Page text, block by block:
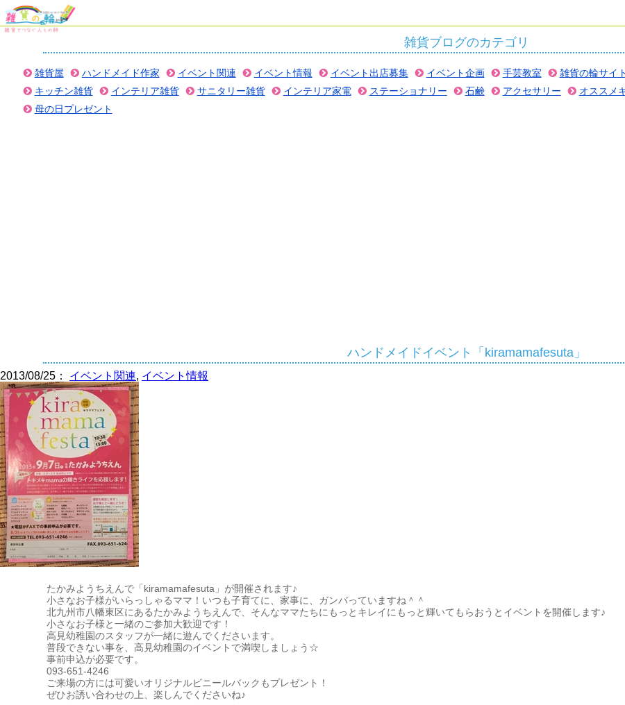
雑貨ブログのカテゴリ
雑貨屋 ハンドメイド作家 イベント関連 イベント情報 イベント出店募集 イベント企画 手芸教室 雑貨の輪サイ
キッチン雑貨
インテリア雑貨 サニタリー雑貨 インテリア家電 ステーショナリー 石鹸 アクセサリー オススメ
母の日プレゼント
ハンドメイドイベント「kiramamafesuta」
2013/08/25： イベント関連, イベント情報
たかみようちえんで「kiramamafesuta」が開催されます♪
小さなお子様がいらっしゃるママ！いつも子育てに、家事に、ガンバっていますね＾＾
北九州市八幡東区にあるたかみようちえんで、そんなママたちにもっとキレイにもっと輝いてもらおうとイベントを開催します♪
小さなお子様と一緒のご参加大歓迎です！
高見幼稚園のスタッフが一緒に遊んでくださいます。
普段できない事を、高見幼稚園のイベントで満喫しましょう☆
事前申込が必要です。
093-651-4246
ご来場の方には可愛いオリジナルビニールバックもプレゼント！
ぜひお誘い合わせの上、楽しんでくださいね♪